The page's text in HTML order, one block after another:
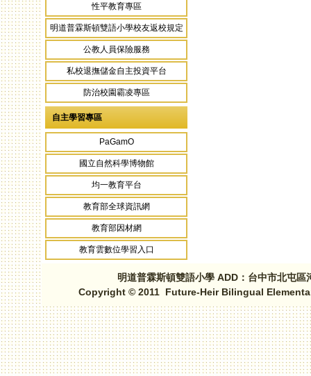
性平教育專區
明道普霖斯頓雙語小學校友返校規定
公教人員保險服務
私校退撫儲金自主投資平台
防治校園霸凌專區
自主學習專區
PaGamO
國立自然科學博物館
均一教育平台
教育部全球資訊網
教育部因材網
教育雲數位學習入口
明道普霖斯頓雙語小學 ADD：台中市北屯
Copyright © 2011 Future-Heir Bilingual